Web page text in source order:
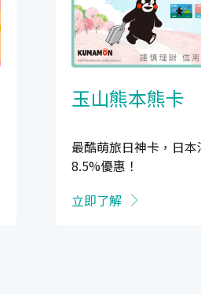
玉山熊本熊卡
最酷萌旅日神卡，日
8.5%優惠！
立即了解